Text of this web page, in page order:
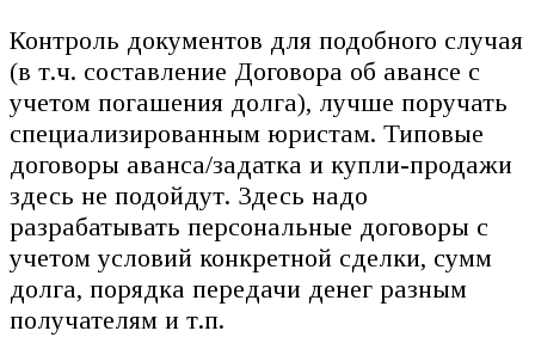
Контроль документов для подобного случая
(в т.ч. составление Договора об авансе с
учетом погашения долга), лучше поручать
специализированным юристам. Типовые
договоры аванса/задатка и купли-продажи
здесь не подойдут. Здесь надо
разрабатывать персональные договоры с
учетом условий конкретной сделки, сумм
долга, порядка передачи денег разным
получателям и т.п.